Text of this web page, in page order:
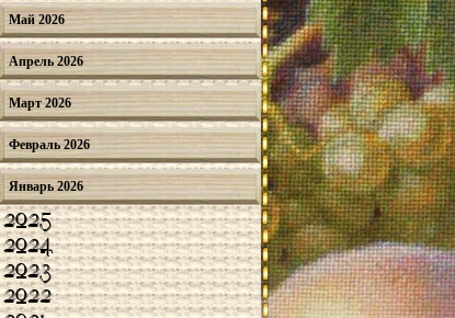
Май 2026
Апрель 2026
Март 2026
Февраль 2026
Январь 2026
2025
2024
2023
2022